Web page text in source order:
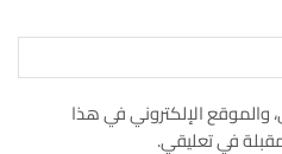
والموقع الإلكتروني في هذا
في تعليقي.